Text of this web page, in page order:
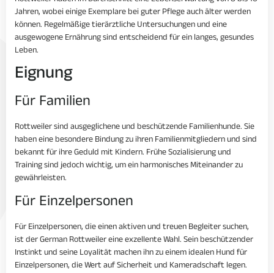
Jahren, wobei einige Exemplare bei guter Pflege auch älter werden
können. Regelmäßige tierärztliche Untersuchungen und eine
ausgewogene Ernährung sind entscheidend für ein langes, gesundes
Leben.
Eignung
Für Familien
Rottweiler sind ausgeglichene und beschützende Familienhunde. Sie
haben eine besondere Bindung zu ihren Familienmitgliedern und sind
bekannt für ihre Geduld mit Kindern. Frühe Sozialisierung und
Training sind jedoch wichtig, um ein harmonisches Miteinander zu
gewährleisten.
Für Einzelpersonen
Für Einzelpersonen, die einen aktiven und treuen Begleiter suchen,
ist der German Rottweiler eine exzellente Wahl. Sein beschützender
Instinkt und seine Loyalität machen ihn zu einem idealen Hund für
Einzelpersonen, die Wert auf Sicherheit und Kameradschaft legen.